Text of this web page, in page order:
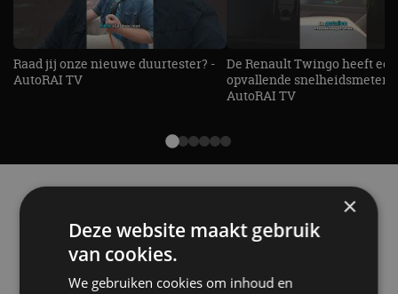
Raad jij onze nieuwe duurtester? -
AutoRAI TV
De Renault Twingo heeft een
opvallende snelheidsmeter! -
AutoRAI TV
Alle automerken
Selecteer een merk voor meer informatie, modellen
en alle nieuwsberichten
×
Deze website maakt gebruik
van cookies.
We gebruiken cookies om inhoud en